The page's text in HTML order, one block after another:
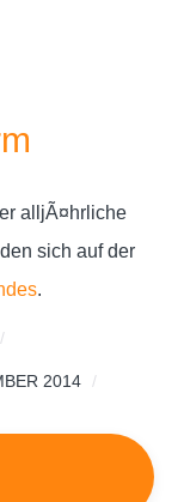
alljÃ¤hrliche
sich auf der
.
2014